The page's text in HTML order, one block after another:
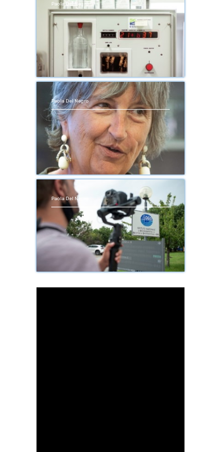
Paola Del Negro
Paola Del Negro
Paola Del Negro